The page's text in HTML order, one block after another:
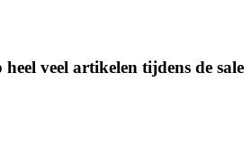
veel artikelen tijdens de sale